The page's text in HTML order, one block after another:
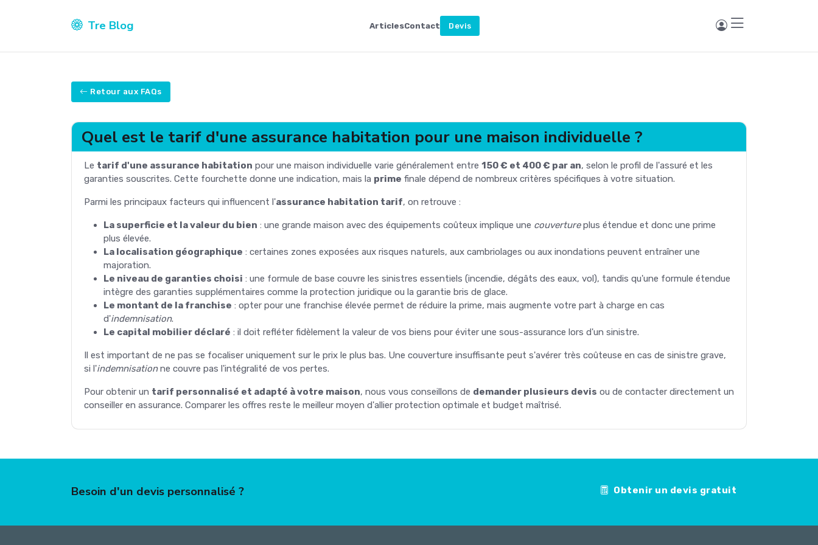
Tre Blog ArticlesContact Devis
Retour aux FAQs
Quel est le tarif d'une assurance habitation pour une maison individuelle ?
Le tarif d'une assurance habitation pour une maison individuelle varie généralement entre 150 € et 400 € par an, selon le profil de l'assuré et les
garanties souscrites. Cette fourchette donne une indication, mais la prime finale dépend de nombreux critères spécifiques à votre situation.
Parmi les principaux facteurs qui influencent l'assurance habitation tarif, on retrouve :
La superficie et la valeur du bien : une grande maison avec des équipements coûteux implique une couvertureplus étendue et donc une prime
plus élevée.
La localisation géographique : certaines zones exposées aux risques naturels, aux cambriolages ou aux inondations peuvent entraîner une
majoration.
Le niveau de garanties choisi : une formule de base couvre les sinistres essentiels (incendie, dégâts des eaux, vol), tandis qu'une formule étendue
intègre des garanties supplémentaires comme la protection juridique ou la garantie bris de glace.
Le montant de la franchise : opter pour une franchise élevée permet de réduire la prime, mais augmente votre part à charge en cas
d'indemnisation.
Le capital mobilier déclaré : il doit refléter fidèlement la valeur de vos biens pour éviter une sous-assurance lors d'un sinistre.
Il est important de ne pas se focaliser uniquement sur le prix le plus bas. Une couverture insuffisante peut s'avérer très coûteuse en cas de sinistre grave,
si l'indemnisationne couvre pas l'intégralité de vos pertes.
Pour obtenir un tarif personnalisé et adapté à votre maison, nous vous conseillons de demander plusieurs devis ou de contacter directement un
conseiller en assurance. Comparer les offres reste le meilleur moyen d'allier protection optimale et budget maîtrisé.
Besoin d'un devis personnalisé ? Obtenir un devis gratuit